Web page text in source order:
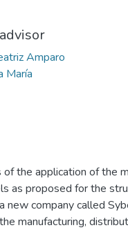
Amparo
María
of the application of the
as proposed for the
new company called
manufacturing,